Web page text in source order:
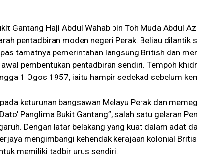
Gantang Haji Abdul Wahab bin Toh Muda Abdul
pentadbiran moden negeri Perak. Beliau dilantik
tamatnya pemerintahan langsung British dan
pembentukan pentadbiran sendiri. Tempoh
1 Ogos 1957, iaitu hampir sedekad sebelum
keturunan bangsawan Melayu Perak dan
Panglima Bukit Gantang”, salah satu gelaran
Dengan latar belakang yang kuat dalam adat
mengimbangi kehendak kerajaan kolonial
memiliki tadbir urus sendiri.